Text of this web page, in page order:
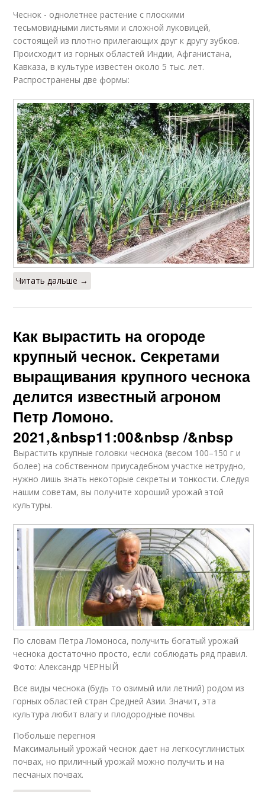
Чеснок - однолетнее растение с плоскими
тесьмовидными листьями и сложной луковицей,
состоящей из плотно прилегающих друг к другу зубков.
Происходит из горных областей Индии, Афганистана,
Кавказа, в культуре известен около 5 тыс. лет.
Распространены две формы:
Читать дальше →
Как вырастить на огороде
крупный чеснок. Секретами
выращивания крупного чеснока
делится известный агроном
Петр Ломоно.
2021,&nbsp11:00&nbsp /&nbsp
Вырастить крупные головки чеснока (весом 100–150 г и
более) на собственном приусадебном участке нетрудно,
нужно лишь знать некоторые секреты и тонкости. Следуя
нашим советам, вы получите хороший урожай этой
культуры.
По словам Петра Ломоноса, получить богатый урожай
чеснока достаточно просто, если соблюдать ряд правил.
Фото: Александр ЧЕРНЫЙ
Все виды чеснока (будь то озимый или летний) родом из
горных областей стран Средней Азии. Значит, эта
культура любит влагу и плодородные почвы.
Побольше перегноя
Максимальный урожай чеснок дает на легкосуглинистых
почвах, но приличный урожай можно получить и на
песчаных почвах.